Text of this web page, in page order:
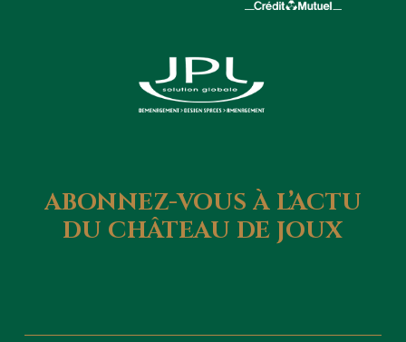
ABONNEZ-VOUS À L’ACTU
DU CHÂTEAU DE JOUX